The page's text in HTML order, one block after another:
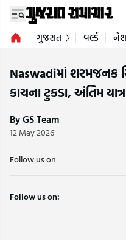
ગુજરાત વર્લ્ડ
Naswadiમાં શરમજનક
કાચના ટુકડા, અંતિમ
By GS Team
12 May 2026
Follow us on
Follow us on: